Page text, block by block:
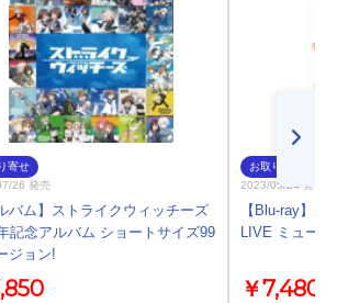
寄せ
26 発売
バム】ストライクウィッチーズ
記念アルバム ショートサイズ99
ジョン!
お取り寄せ
2023/05/24 発売
【Blu-ray】
LIVE ミュー
￥7,480